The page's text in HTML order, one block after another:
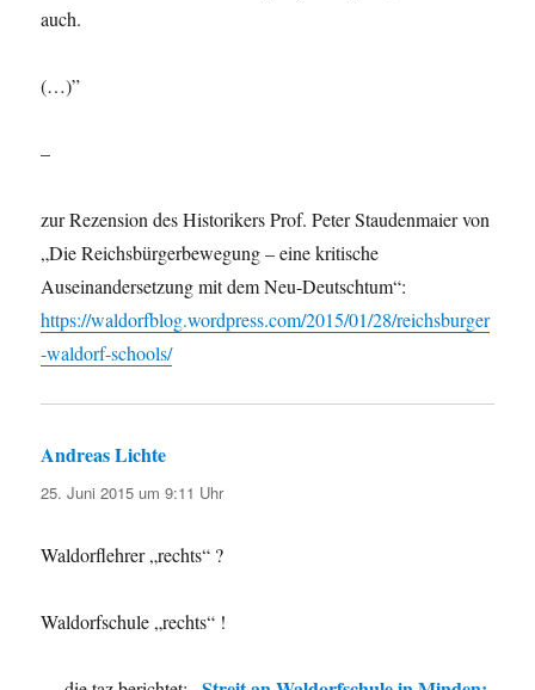
auch.
(…)”
–
zur Rezension des Historikers Prof. Peter Staudenmaier von
„Die Reichsbürgerbewegung – eine kritische
Auseinandersetzung mit dem Neu-Deutschtum“:
https://waldorfblog.wordpress.com/2015/01/28/reichsburger
-waldorf-schools/
Andreas Lichte
25. Juni 2015 um 9:11 Uhr
Waldorflehrer „rechts“ ?
Waldorfschule „rechts“ !